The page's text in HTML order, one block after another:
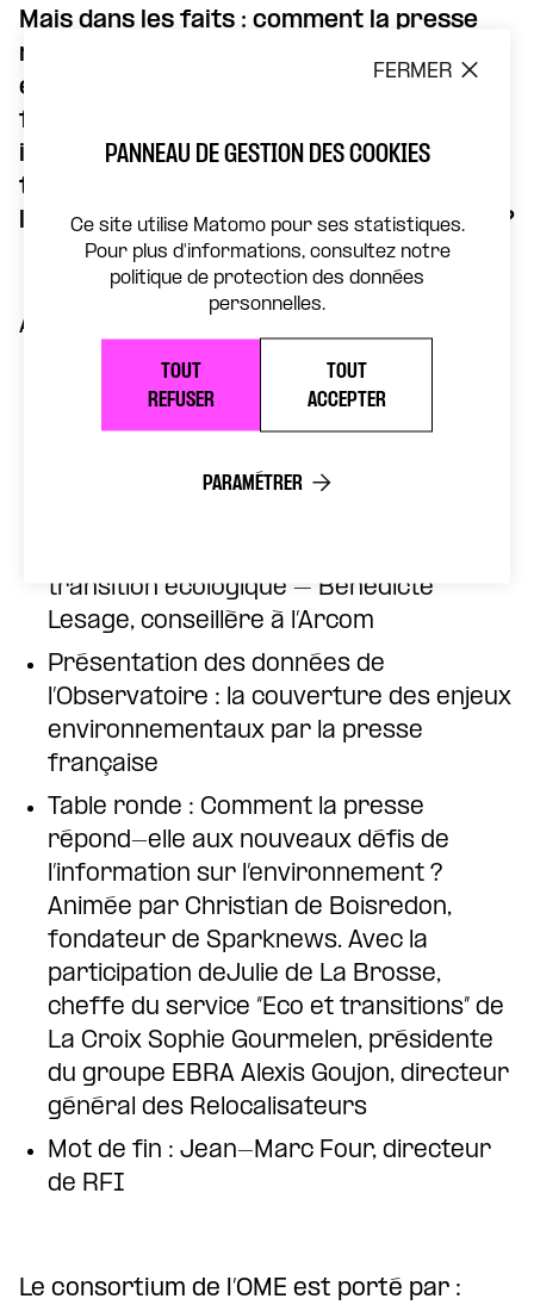
Mais dans les faits : comment la presse
raconte-t-elle les crises
environnementales et les solutions pour y
faire face ? Tous les éditeurs accordent-
ils la même place à ce sujet ? Les
territoires sont-ils égaux face à l’accès à
l’information sur la transition écologique ?
Au programme :
Les perceptions et les attentes des
Français face aux enjeux climatiques –
mobilisation citoyenne et médias de
transition écologique – Bénédicte
Lesage, conseillère à l’Arcom
Présentation des données de
l’Observatoire : la couverture des enjeux
environnementaux par la presse
française
Table ronde : Comment la presse
répond-elle aux nouveaux défis de
l’information sur l’environnement ?
Animée par Christian de Boisredon,
fondateur de Sparknews. Avec la
participation deJulie de La Brosse,
cheffe du service “Eco et transitions” de
La Croix Sophie Gourmelen, présidente
du groupe EBRA Alexis Goujon, directeur
général des Relocalisateurs
Mot de fin : Jean-Marc Four, directeur
de RFI
Le consortium de l’OME est porté par :
FERMER
PANNEAU DE GESTION DES COOKIES
Ce site utilise Matomo pour ses statistiques.
Pour plus d'informations, consultez notre
politique de protection des données
personnelles.
TOUT
REFUSER
TOUT
ACCEPTER
PARAMÉTRER